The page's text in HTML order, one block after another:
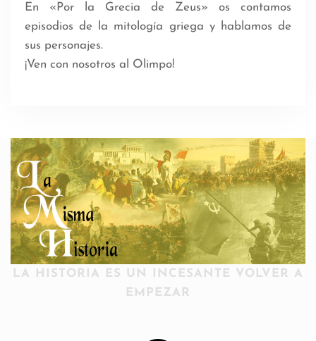
En «Por la Grecia de Zeus» os contamos
episodios de la mitología griega y hablamos de
sus personajes.
¡Ven con nosotros al Olimpo!
LA HISTORIA ES UN INCESANTE VOLVER A
EMPEZAR